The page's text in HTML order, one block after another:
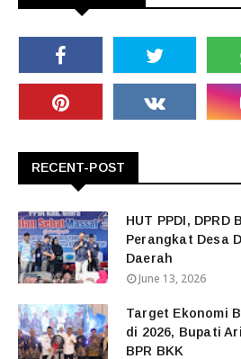
RECENT-POST
HUT PPDI,
Perangkat Desa
Daerah
June 13, 2026
Target Ekonomi
di 2026, Bupati
BPR BKK